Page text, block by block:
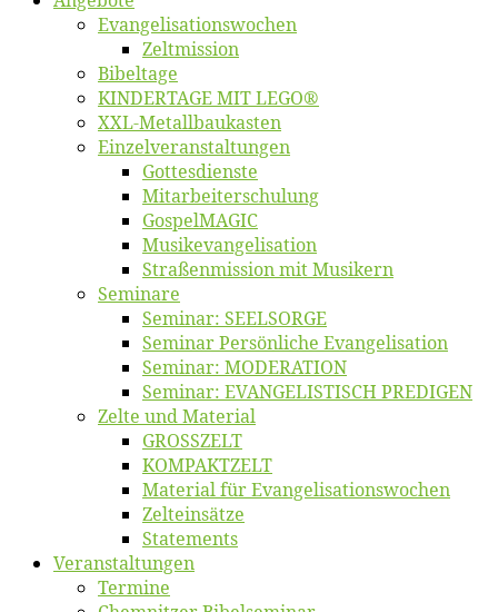
Evangelisa­tions­wo­chen
Zelt­mis­si­on
Bi­bel­ta­ge
KINDERTAGE MIT LEGO®
XXL-Me­­tal­l­­bau­­kas­­ten
Einzelver­an­stal­tungen
Got­tes­diens­te
Mitarbeiter­schulung
Gos­pel­MA­GIC
Musikevan­ge­li­sa­tion
Straßenmis­sion mit Musikern
Se­mi­na­re
Se­mi­nar: SEELSORGE
Se­mi­nar Per­sön­li­che Evangelisation
Se­mi­nar: MODERATION
Se­mi­nar: EVANGELISTISCH PREDIGEN
Zel­te und Material
GROSSZELT
KOMPAKTZELT
Ma­te­ri­al für Evangelisationswochen
Zelt­ein­sät­ze
State­ments
Ver­an­stal­tun­gen
Ter­mi­ne